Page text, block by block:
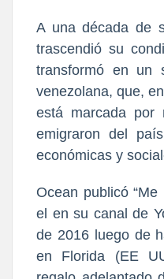
A una década de
trascendió su
transformó en un
venezolana, que,
está marcada por
emigraron del
económicas y
Ocean publicó
el en su canal de
de 2016 luego de
en Florida (EE